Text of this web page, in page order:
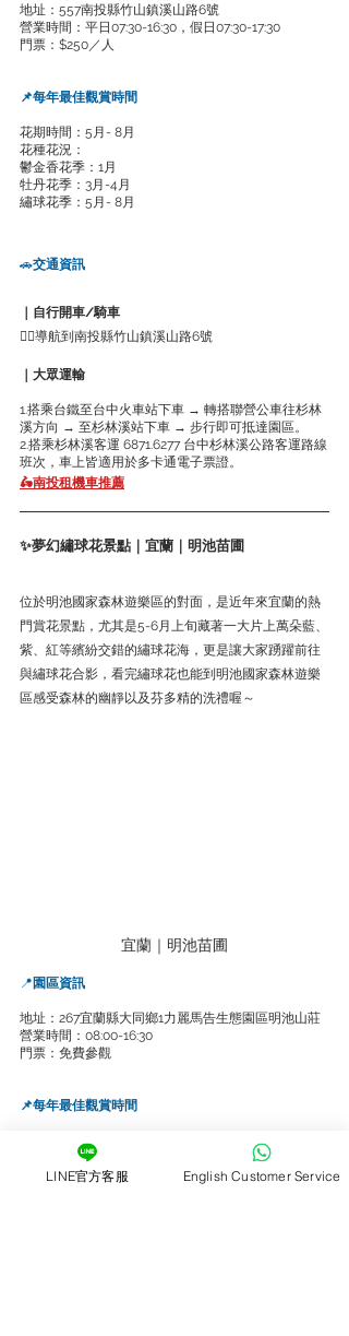
地址：557南投縣竹山鎮溪山路6號
營業時間：平日07:30-16:30，假日07:30-17:30
門票：$250／人
📌每年最佳觀賞時間
花期時間：5月- 8月
花種花況：
鬱金香花季：1月
牡丹花季：3月-4月
繡球花季：5月- 8月
🚗交通資訊
｜自行開車/騎車
👉🏻導航到南投縣竹山鎮溪山路6號
｜大眾運輸
1.搭乘台鐵至台中火車站下車 → 轉搭聯營公車往杉林
溪方向 → 至杉林溪站下車 → 步行即可抵達園區。
2.搭乘杉林溪客運 6871.6277 台中杉林溪公路客運路線
班次，車上皆適用於多卡通電子票證。
🛵南投租機車推薦
✨夢幻繡球花景點｜宜蘭｜明池苗圃
位於明池國家森林遊樂區的對面，是近年來宜蘭的熱
門賞花景點，尤其是5-6月上旬藏著一大片上萬朵藍、
紫、紅等繽紛交錯的繡球花海，更是讓大家踴躍前往
與繡球花合影，看完繡球花也能到明池國家森林遊樂
區感受森林的幽靜以及芬多精的洗禮喔～
宜蘭｜明池苗圃
📍 園區資訊
地址：267宜蘭縣大同鄉1力麗馬告生態園區明池山莊
營業時間：08:00-16:30
門票：免費參觀
📌每年最佳觀賞時間
花期時間：5月- 7月
LINE官方客服 English Customer Service